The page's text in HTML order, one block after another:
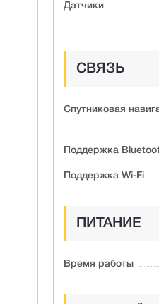
Датчики
СВЯЗЬ
Спутниковая
Поддержка
Поддержка Wi-Fi
ПИТАНИЕ
Время работы